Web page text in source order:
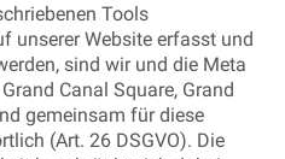
Tools
unserer Website erfasst und
sind wir und die Meta
Canal Square, Grand
gemeinsam für diese
(Art. 26 DSGVO). Die